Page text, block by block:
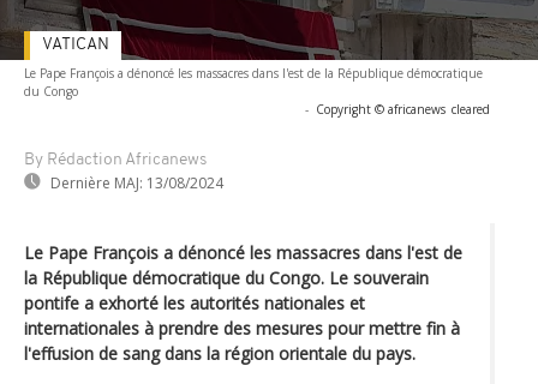
Le Pape François a dénoncé les massacres dans l'est de la République démocratique
du Congo
- Copyright © africanews cleared
By Rédaction Africanews
Dernière MAJ: 13/08/2024
VATICAN
Le Pape François a dénoncé les massacres dans l'est de
la République démocratique du Congo. Le souverain
pontife a exhorté les autorités nationales et
internationales à prendre des mesures pour mettre fin à
l'effusion de sang dans la région orientale du pays.